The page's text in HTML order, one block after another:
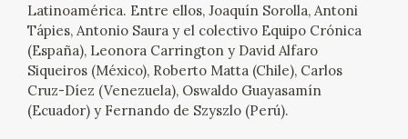
Latinoamérica. Entre ellos, Joaquín Sorolla, Antoni
Tápies, Antonio Saura y el colectivo Equipo Crónica
(España), Leonora Carrington y David Alfaro
Siqueiros (México), Roberto Matta (Chile), Carlos
Cruz-Díez (Venezuela), Oswaldo Guayasamín
(Ecuador) y Fernando de Szyszlo (Perú).